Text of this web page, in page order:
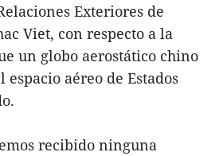
Exteriores de
Viet, con respecto a la
un globo aerostático chino
aéreo de Estados
recibido ninguna